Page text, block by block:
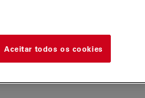
Aceitar todos os cookies